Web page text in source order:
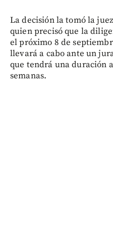
La decisión la tomó la
quien precisó que la
el próximo 8 de
llevará a cabo ante un
que tendrá una duración
semanas.